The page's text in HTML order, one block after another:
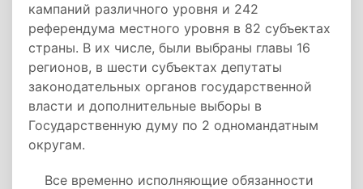
кампаний различного уровня и 242
референдума местного уровня в 82 субъектах
страны. В их числе, были выбраны главы 16
регионов, в шести субъектах депутаты
законодательных органов государственной
власти и дополнительные выборы в
Государственную думу по 2 одномандатным
округам.
Все временно исполняющие обязанности